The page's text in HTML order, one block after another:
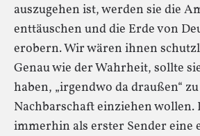
auszugehen ist, werden sie die
enttäuschen und die Erde von
erobern. Wir wären ihnen
Genau wie der Wahrheit, sollte
haben, „irgendwo da draußen“
Nachbarschaft einziehen wollen.
immerhin als erster Sender eine